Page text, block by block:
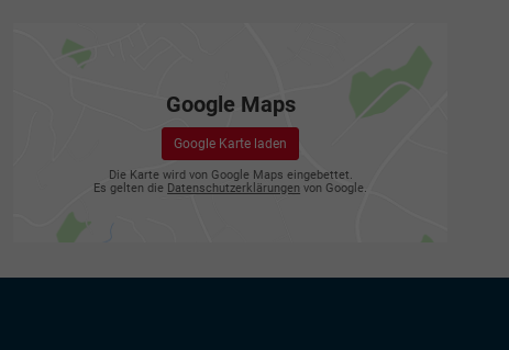
Google Maps
Google Karte laden
Die Karte wird von Google Maps eingebettet.
Es gelten die Datenschutzerklärungen von Google.